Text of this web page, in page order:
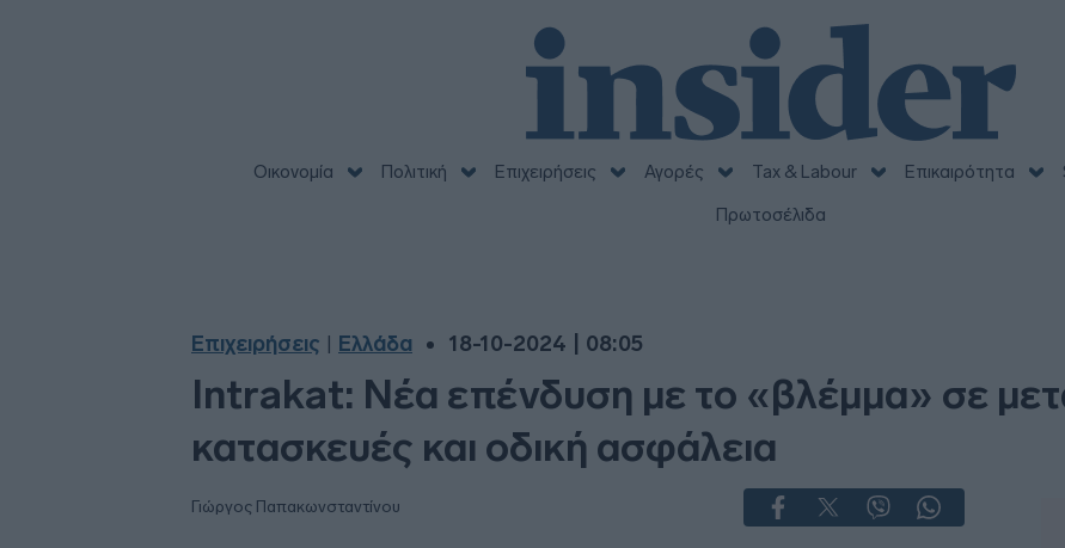
Οικονομία Πολιτική Επιχειρήσεις Αγορές Tax & Labour Επικαιρότητα
Πρωτοσέλιδα
Επιχειρήσεις Ελλάδα 18-10-2024 | 08:05
Intrakat: Νέα επένδυση με το «βλέμμα» σε
κατασκευές και οδική ασφάλεια
Γιώργος Παπακωνσταντίνου